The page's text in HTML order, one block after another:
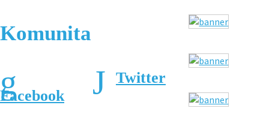
Komunita
Facebook
Twitter